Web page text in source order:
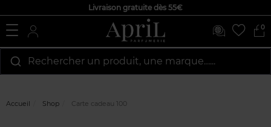
Livraison gratuite dès 55€
0
Rechercher un produit, une marque…...
Accueil Shop Carte cadeau 100